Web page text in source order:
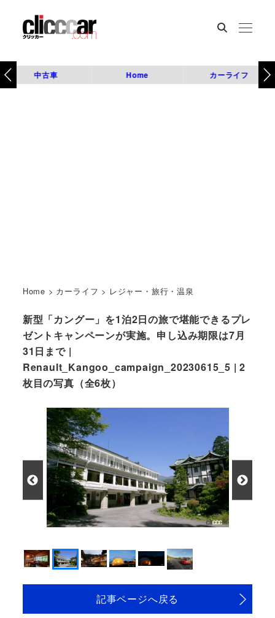
中古車 Home カーライフ
Home > カーライフ > レジャー・旅行・温泉
新型「カングー」を1泊2日の旅で堪能できるプレ
ゼントキャンペーンが実施。申し込み期限は7月
31日まで |
Renault_Kangoo_campaign_20230615_5 | 2
枚目の写真（全6枚）
記事ページへ戻る